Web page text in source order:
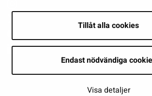
Tillåt alla cookies
Endast nödvändiga
Visa detaljer